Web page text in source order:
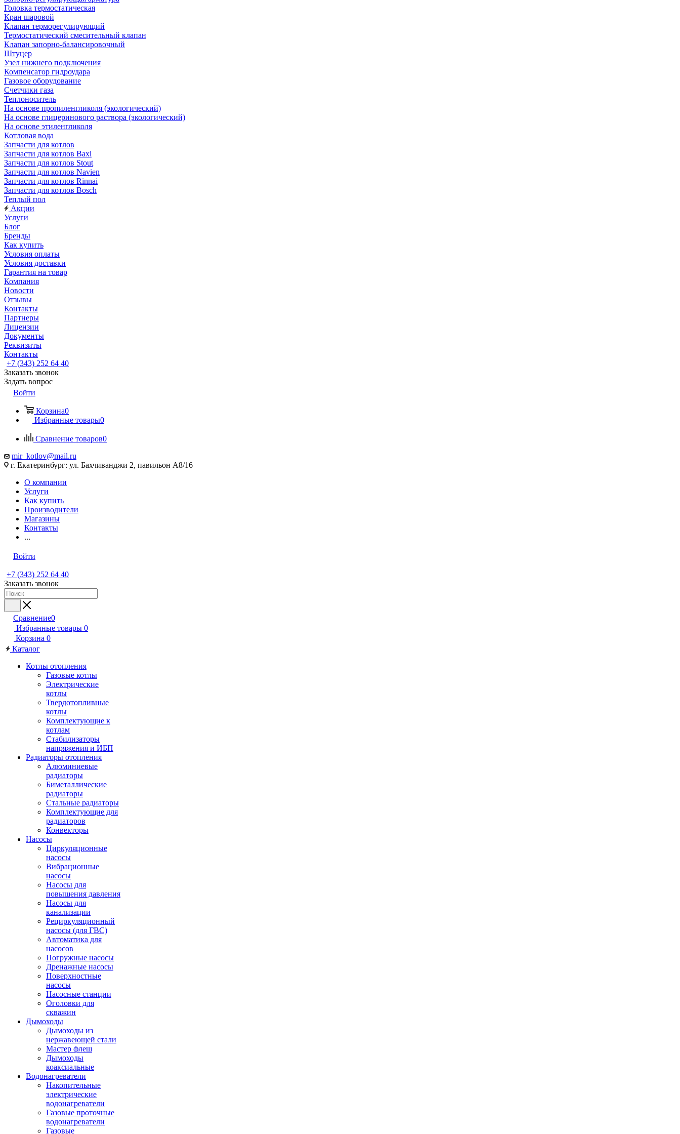
Головка термостатическая
Кран шаровой
Клапан терморегулирующий
Термостатический смесительный клапан
Клапан запорно-балансировочный
Штуцер
Узел нижнего подключения
Компенсатор гидроудара
Газовое оборудование
Счетчики газа
Теплоноситель
На основе пропиленгликоля (экологический)
На основе глицеринового раствора (экологический)
На основе этиленгликоля
Котловая вода
Запчасти для котлов
Запчасти для котлов Baxi
Запчасти для котлов Stout
Запчасти для котлов Navien
Запчасти для котлов Rinnai
Запчасти для котлов Bosch
Теплый пол
Акции
Услуги
Блог
Бренды
Как купить
Условия оплаты
Условия доставки
Гарантия на товар
Компания
Новости
Отзывы
Контакты
Партнеры
Лицензии
Документы
Реквизиты
Контакты
+7 (343) 252 64 40
Заказать звонок
Задать вопрос
Войти
Корзина0
Избранные товары0
Сравнение товаров0
mir_kotlov@mail.ru
г. Екатеринбург: ул. Бахчиванджи 2, павильон А8/16
О компании
Услуги
Как купить
Производители
Магазины
Контакты
...
Войти
+7 (343) 252 64 40
Заказать звонок
Сравнение0
Избранные товары 0
Корзина 0
Каталог
Котлы отопления
Газовые котлы
Электрические
котлы
Твердотопливные
котлы
Комплектующие к
котлам
Стабилизаторы
напряжения и ИБП
Радиаторы отопления
Алюминиевые
радиаторы
Биметаллические
радиаторы
Стальные радиаторы
Комплектующие для
радиаторов
Конвекторы
Насосы
Циркуляционные
насосы
Вибрационные
насосы
Насосы для
повышения давления
Насосы для
канализации
Рециркуляционный
насосы (для ГВС)
Автоматика для
насосов
Погружные насосы
Дренажные насосы
Поверхностные
насосы
Насосные станции
Оголовки для
скважин
Дымоходы
Дымоходы из
нержавеющей стали
Мастер флеш
Дымоходы
коаксиальные
Водонагреватели
Накопительные
электрические
водонагреватели
Газовые проточные
водонагреватели
Газовые